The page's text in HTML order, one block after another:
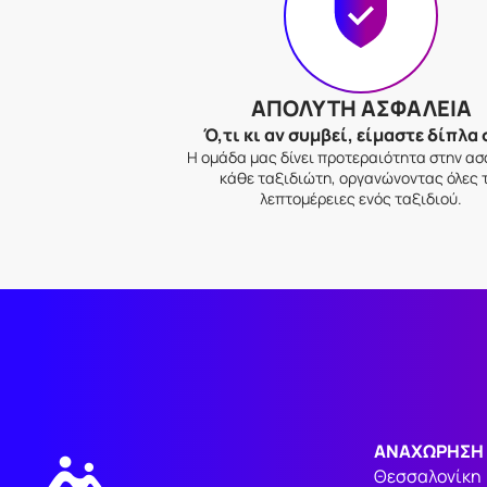
ΑΠΟΛΥΤΗ ΑΣΦΑΛΕΙΑ
Ό,τι κι αν συμβεί, είμαστε δίπλα
Η ομάδα μας δίνει προτεραιότητα στην
κάθε ταξιδιώτη, οργανώνοντας όλες
λεπτομέρειες ενός ταξιδιού.
Θεσσαλονίκη